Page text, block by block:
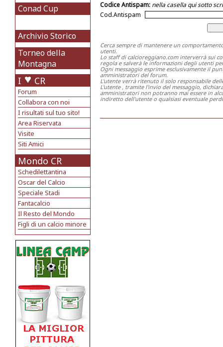
Conad Cup
Archivio Storico
Torneo della
Montagna
I CR
Forum
Collabora con noi
I risultati sul tuo sito!
Area Riservata
Visite
Siti Amici
Mondo CR
Schedilettantina
Oscar del Calcio
Speciale Stadi
Fantacalcio
Il Resto del Mondo
Figli di un calcio minore
Codice Antispam: nella casella qui sotto
Cod.Antispam
Cerca sempre di mantenere un
utenti.
Lo staff di calcioreggiano.com interverrà sui
regola e salverà le informazioni degli utenti
Ogni messaggio esprime esclusivamente il
amministratori del forum.
L'utente verrà ritenuto il solo responsabile
L'utente , tramite l'invio del messaggio,
amministratori non potranno mai essere in
indiretto dell'utente o qualsiasi eventuale